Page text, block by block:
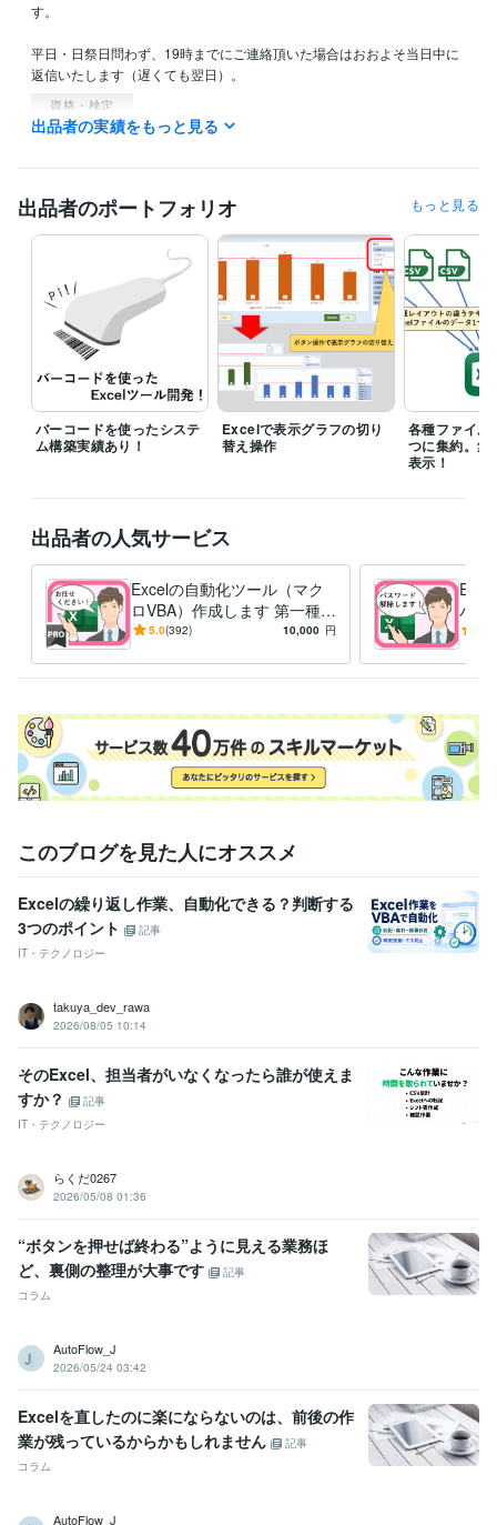
す。
平日・日祭日問わず、19時までにご連絡頂いた場合はおおよそ当日中に
返信いたします（遅くても翌日）。
資格・検定
情報処理技術者（第一種情報処理技術者）
VBA:10年
ビジネス代行・事務代行 Excel作業、マクロ作成請け負います！
Excel VBA
出品者の実績をもっと見る
出品者のポートフォリオ もっと見る
バーコードを使ったシステ
ム構築実績あり！
Excelで表示グラフの切り
替え操作
各種ファイル
つに集約。集
表示！
出品者の人気サービス
Excelの自動化ツール（マク
ロVBA）作成します 第一種情
報処理技術者の国家資格保
中！
5.0(392) 10,000 円
パス
ワー
このブログを見た人にオススメ
Excelの繰り返し作業、自動化できる？判断する
3つのポイント
記事
IT・テクノロジー
takuya_dev_rawa
2026/08/05 10:14
そのExcel、担当者がいなくなったら誰が使えま
すか？
記事
IT・テクノロジー
らくだ0267
2026/05/08 01:36
“ボタンを押せば終わる”ように見える業務ほ
ど、裏側の整理が大事です
記事
コラム
AutoFlow_J
2026/05/24 03:42
Excelを直したのに楽にならないのは、前後の作
業が残っているからかもしれません
記事
コラム
AutoFlow_J